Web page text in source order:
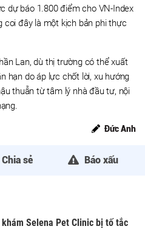
dự báo 1.800 điểm cho VN-Index
coi đây là một kịch bản phi thực
Lan, dù thị trường có thể xuất
hạn do áp lực chốt lời, xu hướng
thuẫn từ tâm lý nhà đầu tư, nội
Đức Anh
Chia sẻ Báo xấu
khám Selena Pet Clinic bị tố tắc